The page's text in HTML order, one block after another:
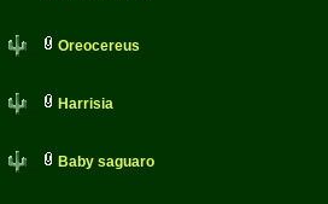
Oreocereus
Harrisia
Baby saguaro